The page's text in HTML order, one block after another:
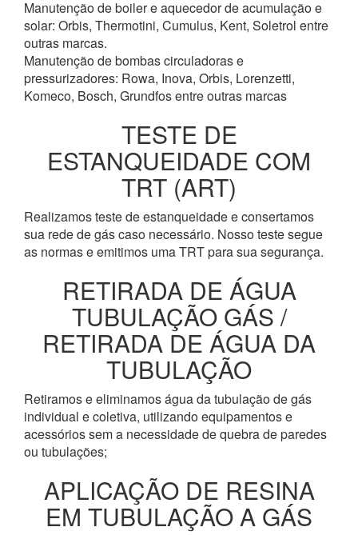
Manutenção de boiler e aquecedor de acumulação e
solar: Orbis, Thermotini, Cumulus, Kent, Soletrol entre
outras marcas.
Manutenção de bombas circuladoras e
pressurizadores: Rowa, Inova, Orbis, Lorenzetti,
Komeco, Bosch, Grundfos entre outras marcas
TESTE DE
ESTANQUEIDADE COM
TRT (ART)
Realizamos teste de estanqueidade e consertamos
sua rede de gás caso necessário. Nosso teste segue
as normas e emitimos uma TRT para sua segurança.
RETIRADA DE ÁGUA
TUBULAÇÃO GÁS /
RETIRADA DE ÁGUA DA
TUBULAÇÃO
Retiramos e eliminamos água da tubulação de gás
individual e coletiva, utilizando equipamentos e
acessórios sem a necessidade de quebra de paredes
ou tubulações;
APLICAÇÃO DE RESINA
EM TUBULAÇÃO A GÁS